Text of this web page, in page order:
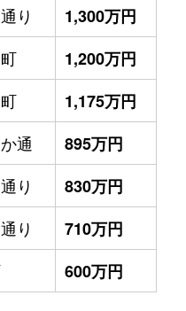
り
1,300万円
1,200万円
1,175万円
通
895万円
り
830万円
り
710万円
600万円